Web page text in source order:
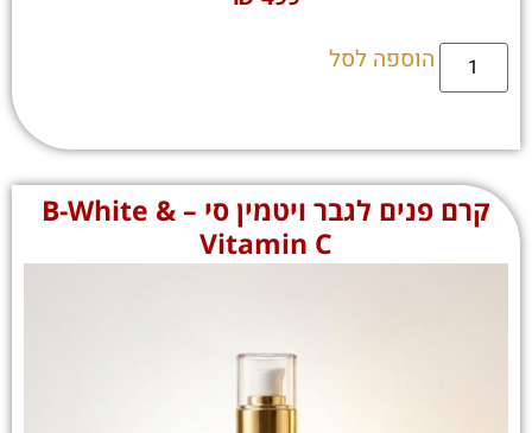
הוספה לסל
קרם פנים לגבר ויטמין סי – B-White &
Vitamin C